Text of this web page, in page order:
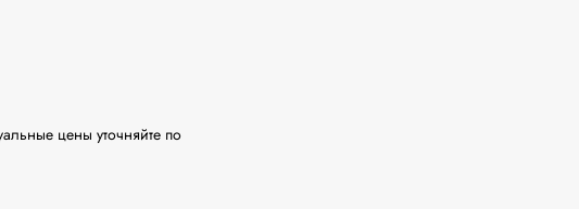
цены уточняйте по